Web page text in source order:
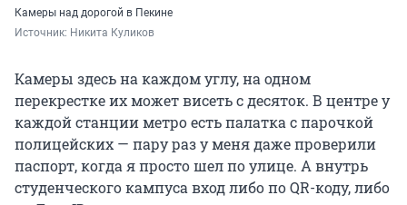
Камеры над дорогой в Пекине
Источник: Никита Куликов
Камеры здесь на каждом углу, на одном
перекрестке их может висеть с десяток. В центре у
каждой станции метро есть палатка с парочкой
полицейских — пару раз у меня даже проверили
паспорт, когда я просто шел по улице. А внутрь
студенческого кампуса вход либо по QR-коду, либо